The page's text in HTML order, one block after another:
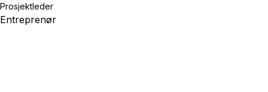
Prosjektleder
Entreprenør